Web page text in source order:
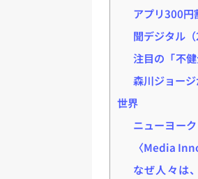
アプリ300円
聞デジタル
注目の「不
森川ジョー
世界
ニューヨー
〈Media
なぜ人々は